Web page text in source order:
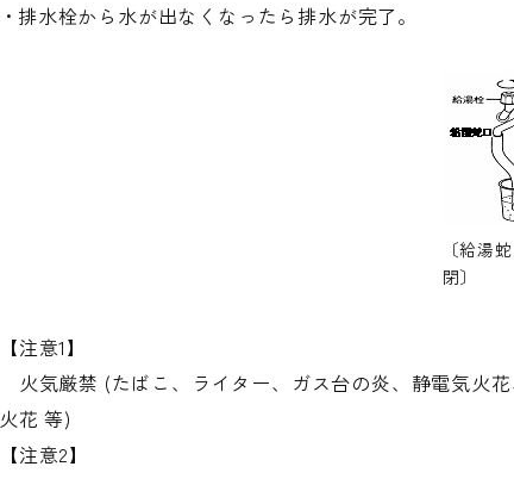
排水栓から水が出なくなったら排水が完了。
〔給湯
閉〕
【注意1】
火気厳禁 (たばこ、ライター、ガス台の炎、静電気火
火花 等)
【注意2】